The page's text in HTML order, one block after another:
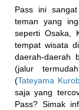
Pass ini
teman yang
seperti Osaka,
tempat wisata
daerah-daerah
(jalur
(Tateyama
saja yang
Pass? Simak